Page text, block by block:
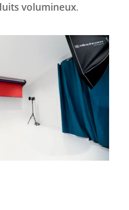
volumineux.